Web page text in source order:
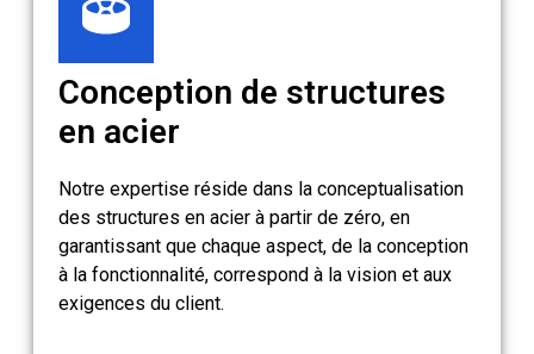
Conception de structures
en acier
Notre expertise réside dans la conceptualisation
des structures en acier à partir de zéro, en
garantissant que chaque aspect, de la conception
à la fonctionnalité, correspond à la vision et aux
exigences du client.